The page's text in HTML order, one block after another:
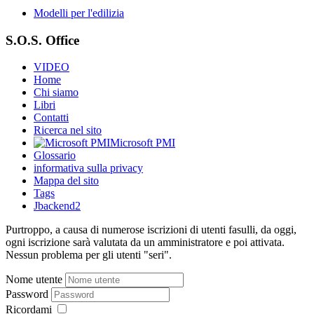
Modelli per l'edilizia
S.O.S. Office
VIDEO
Home
Chi siamo
Libri
Contatti
Ricerca nel sito
Microsoft PMI
Glossario
informativa sulla privacy
Mappa del sito
Tags
Jbackend2
Purtroppo, a causa di numerose iscrizioni di utenti fasulli, da oggi,
ogni iscrizione sarà valutata da un amministratore e poi attivata.
Nessun problema per gli utenti "seri".
Nome utente
Password
Ricordami